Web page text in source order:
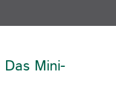
Mini-